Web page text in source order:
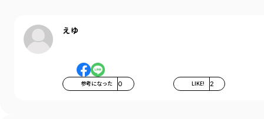
えゆ
参考になった 0 LIKE! 2
性別タイプ
／GIRL
01-3412-308